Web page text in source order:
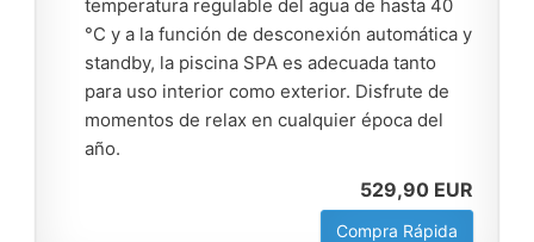
temperatura regulable del agua de hasta 40
°C y a la función de desconexión automática y
standby, la piscina SPA es adecuada tanto
para uso interior como exterior. Disfrute de
momentos de relax en cualquier época del
año.
529,90 EUR
Compra Rápida